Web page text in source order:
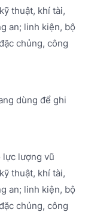
thuật, khí tài,
an; linh kiện, bộ
chủng, công
dùng để ghi
lực lượng vũ
thuật, khí tài,
an; linh kiện, bộ
chủng, công